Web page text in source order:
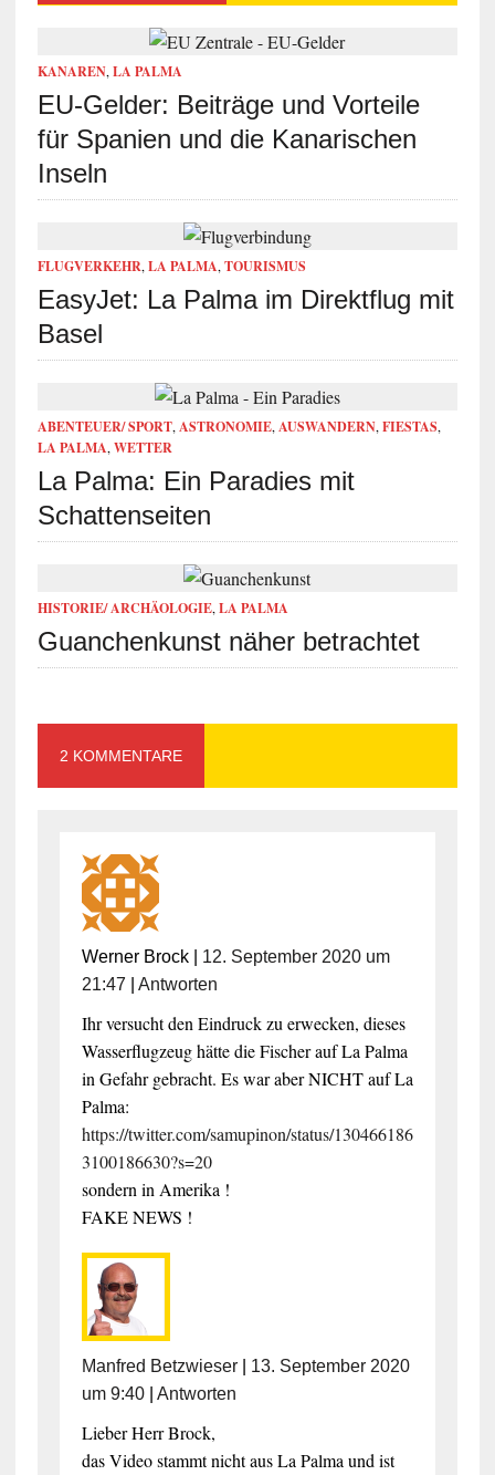
KANAREN,LA PALMA
EU-Gelder: Beiträge und Vorteile
für Spanien und die Kanarischen
Inseln
FLUGVERKEHR,LA PALMA,TOURISMUS
EasyJet: La Palma im Direktflug mit
Basel
ABENTEUER/ SPORT,ASTRONOMIE,AUSWANDERN,FIESTAS,
LA PALMA,WETTER
La Palma: Ein Paradies mit
Schattenseiten
HISTORIE/ ARCHÄOLOGIE,LA PALMA
Guanchenkunst näher betrachtet
2 KOMMENTARE
Werner Brock| 12. September 2020 um
21:47
Antworten
Ihr versucht den Eindruck zu erwecken, dieses
Wasserflugzeug hätte die Fischer auf La Palma
in Gefahr gebracht. Es war aber NICHT auf La
Palma:
https://twitter.com/samupinon/status/130466186
3100186630?s=20
sondern in Amerika !
FAKE NEWS !
Manfred Betzwieser| 13. September 2020
um 9:40| Antworten
Lieber Herr Brock,
das Video stammt nicht aus La Palma und ist